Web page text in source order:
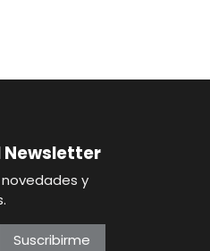
Newsletter
y
Suscribirme